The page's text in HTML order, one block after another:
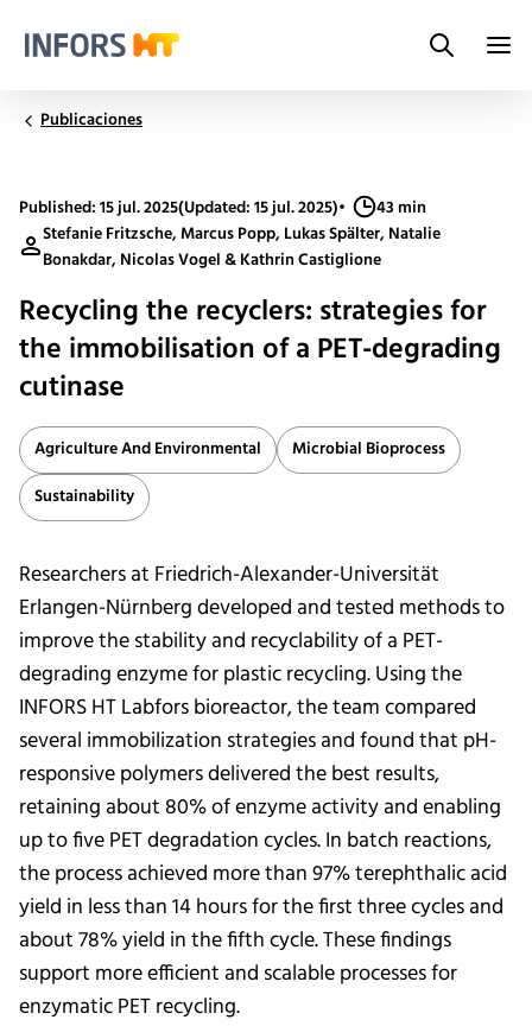
Search
Publicaciones
Published: 15 jul. 2025(Updated: 15 jul. 2025)•
43 min
Stefanie Fritzsche, Marcus Popp, Lukas Spälter, Natalie
Bonakdar, Nicolas Vogel & Kathrin Castiglione
Recycling the recyclers: strategies for
the immobilisation of a PET-degrading
cutinase
Agriculture And Environmental
Microbial Bioprocess
Sustainability
Researchers at Friedrich-Alexander-Universität
Erlangen-Nürnberg developed and tested methods to
improve the stability and recyclability of a PET-
degrading enzyme for plastic recycling. Using the
INFORS HT Labfors bioreactor, the team compared
several immobilization strategies and found that pH-
responsive polymers delivered the best results,
retaining about 80% of enzyme activity and enabling
up to five PET degradation cycles. In batch reactions,
the process achieved more than 97% terephthalic acid
yield in less than 14 hours for the first three cycles and
about 78% yield in the fifth cycle. These findings
support more efficient and scalable processes for
enzymatic PET recycling.